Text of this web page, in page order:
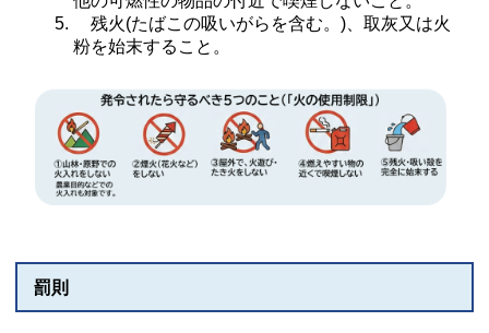
残火(たばこの吸いがらを含む。)、取灰又は火
粉を始末すること。
罰則